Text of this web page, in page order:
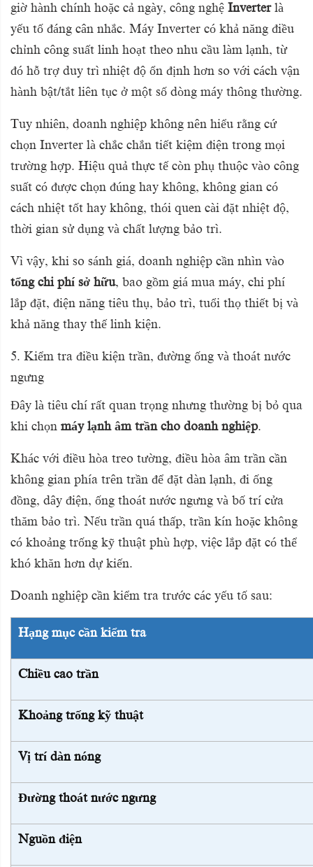
giờ hành chính hoặc cả ngày, công nghệ Inverterlà
yếu tố đáng cân nhắc. Máy Inverter có khả năng điều
chỉnh công suất linh hoạt theo nhu cầu làm lạnh, từ
đó hỗ trợ duy trì nhiệt độ ổn định hơn so với cách vận
hành bật/tắt liên tục ở một số dòng máy thông thường.
Tuy nhiên, doanh nghiệp không nên hiểu rằng cứ
chọn Inverter là chắc chắn tiết kiệm điện trong mọi
trường hợp. Hiệu quả thực tế còn phụ thuộc vào công
suất có được chọn đúng hay không, không gian có
cách nhiệt tốt hay không, thói quen cài đặt nhiệt độ,
thời gian sử dụng và chất lượng bảo trì.
Vì vậy, khi so sánh giá, doanh nghiệp cần nhìn vào
tổng chi phí sở hữu, bao gồm giá mua máy, chi phí
lắp đặt, điện năng tiêu thụ, bảo trì, tuổi thọ thiết bị và
khả năng thay thế linh kiện.
5. Kiểm tra điều kiện trần, đường ống và thoát nước
ngưng
Đây là tiêu chí rất quan trọng nhưng thường bị bỏ qua
khi chọn máy lạnh âm trần cho doanh nghiệp.
Khác với điều hòa treo tường, điều hòa âm trần cần
không gian phía trên trần để đặt dàn lạnh, đi ống
đồng, dây điện, ống thoát nước ngưng và bố trí cửa
thăm bảo trì. Nếu trần quá thấp, trần kín hoặc không
có khoảng trống kỹ thuật phù hợp, việc lắp đặt có thể
khó khăn hơn dự kiến.
Doanh nghiệp cần kiểm tra trước các yếu tố sau:
Hạng mục cần kiểm tra
Chiều cao trần
Khoảng trống kỹ thuật
Vị trí dàn nóng
Đường thoát nước ngưng
Nguồn điện